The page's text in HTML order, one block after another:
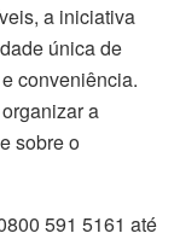
a iniciativa
única de
conveniência.
a
sobre o
591 5161 até